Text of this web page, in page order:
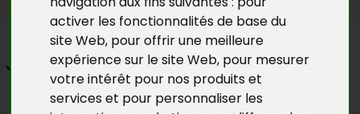
activer les fonctionnalités de base du
site Web, pour offrir une meilleure
expérience sur le site Web, pour mesurer
votre intérêt pour nos produits et
services et pour personnaliser les
Jean-Marie Polet